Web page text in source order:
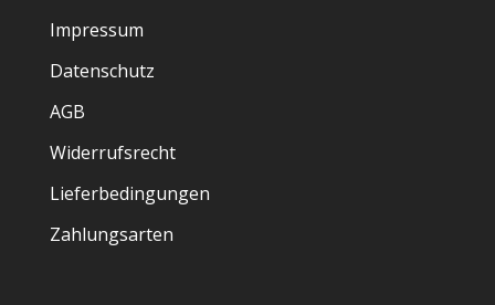
Impressum
Datenschutz
AGB
Widerrufsrecht
Lieferbedingungen
Zahlungsarten